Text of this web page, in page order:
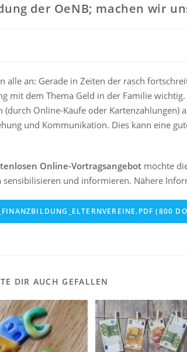
der OeNB; machen wir
alle an: Gerade in Zeiten der rasch
mit dem Thema Geld in der Familie
(durch Online-Käufe oder
und Kommunikation. Dies kann eine
Online-Vortragsangebot möchte
sensibilisieren und informieren. Nähere
(800
DIR AUCH GEFALLEN